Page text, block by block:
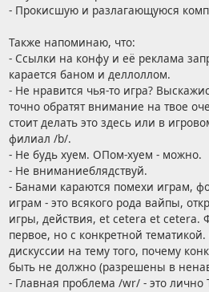
- Прокисшую и разлагающуюся
Также напоминаю, что:
- Ссылки на конфу и её реклама
карается баном и деллоллом.
- Не нравится чья-то игра?
точно обратят внимание на твое
стоит делать это здесь или в
филиал /b/.
- Не будь хуем. ОПом-хуем - можно.
- Не вниманиеблядствуй.
- Банами караются помехи играм,
играм - это всякого рода вайпы,
игры, действия, et cetera et cetera.
первое, но с конкретной
дискуссии на тему того, почему
быть не должно (разрешены в
- Главная проблема /wr/ - это